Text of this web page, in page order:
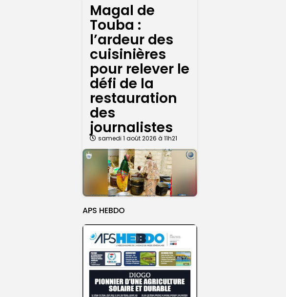
Magal de
Touba :
l’ardeur des
cuisinières
pour relever le
défi de la
restauration
des
journalistes
samedi 1 août 2026 à 11h21
APS HEBDO